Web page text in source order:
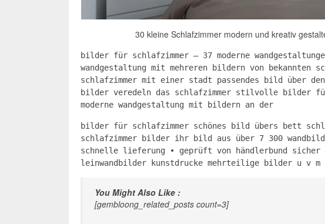
30 kleine Schlafzimmer modern und kreativ
bilder für schlafzimmer – 37 moderne
wandgestaltung mit mehreren bildern von bekannten
schlafzimmer mit einer stadt passendes bild über
bilder veredeln das schlafzimmer stilvolle bilder für
moderne wandgestaltung mit bildern an der
bilder für schlafzimmer schönes bild übers bett
schlafzimmer bilder ihr bild aus über 7 300
schnelle lieferung • geprüft von händlerbund
leinwandbilder kunstdrucke mehrteilige bilder u v m
You Might Also Like :
[gembloong_related_posts count=3]